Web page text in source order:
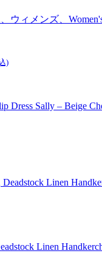
)
Dress Sally – Beige
Linen